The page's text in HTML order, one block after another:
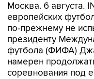
Москва. 6 августа.
европейских
по-прежнему не
президенту
футбола (ФИФА)
намерен
соревнования под